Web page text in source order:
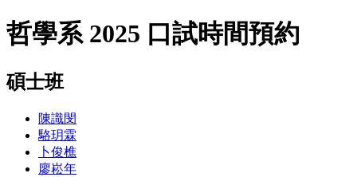
哲學系 2025 口試時間預約
碩士班
陳識閔
駱玥霖
卜俊樵
廖崧年